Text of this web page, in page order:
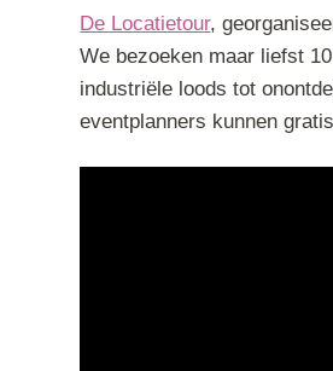
De Locatietour,
We bezoeken maar liefst
industriële loods tot
eventplanners kunnen